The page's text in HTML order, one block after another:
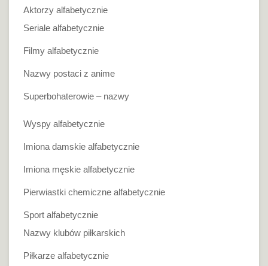
Aktorzy alfabetycznie
Seriale alfabetycznie
Filmy alfabetycznie
Nazwy postaci z anime
Superbohaterowie – nazwy
Wyspy alfabetycznie
Imiona damskie alfabetycznie
Imiona męskie alfabetycznie
Pierwiastki chemiczne alfabetycznie
Sport alfabetycznie
Nazwy klubów piłkarskich
Piłkarze alfabetycznie